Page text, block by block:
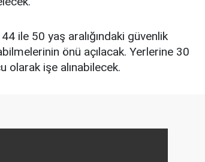
ile 50 yaş aralığındaki güvenlik
önü açılacak. Yerlerine 30
olarak işe alınabilecek.